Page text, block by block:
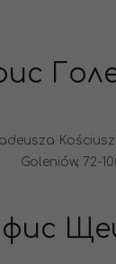
Goleniów, 72-